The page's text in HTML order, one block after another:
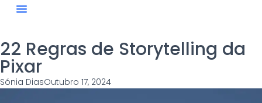
22 Regras de Storytelling da
Pixar
Sónia DiasOutubro 17, 2024